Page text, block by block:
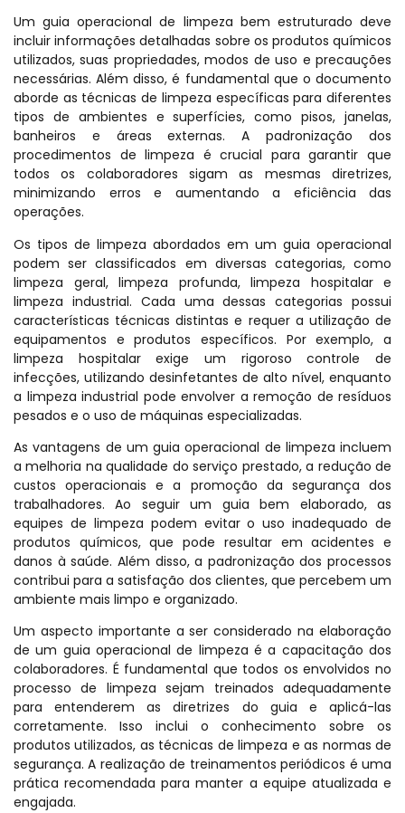
Um guia operacional de limpeza bem estruturado deve
incluir informações detalhadas sobre os produtos químicos
utilizados, suas propriedades, modos de uso e precauções
necessárias. Além disso, é fundamental que o documento
aborde as técnicas de limpeza específicas para diferentes
tipos de ambientes e superfícies, como pisos, janelas,
banheiros e áreas externas. A padronização dos
procedimentos de limpeza é crucial para garantir que
todos os colaboradores sigam as mesmas diretrizes,
minimizando erros e aumentando a eficiência das
operações.
Os tipos de limpeza abordados em um guia operacional
podem ser classificados em diversas categorias, como
limpeza geral, limpeza profunda, limpeza hospitalar e
limpeza industrial. Cada uma dessas categorias possui
características técnicas distintas e requer a utilização de
equipamentos e produtos específicos. Por exemplo, a
limpeza hospitalar exige um rigoroso controle de
infecções, utilizando desinfetantes de alto nível, enquanto
a limpeza industrial pode envolver a remoção de resíduos
pesados e o uso de máquinas especializadas.
As vantagens de um guia operacional de limpeza incluem
a melhoria na qualidade do serviço prestado, a redução de
custos operacionais e a promoção da segurança dos
trabalhadores. Ao seguir um guia bem elaborado, as
equipes de limpeza podem evitar o uso inadequado de
produtos químicos, que pode resultar em acidentes e
danos à saúde. Além disso, a padronização dos processos
contribui para a satisfação dos clientes, que percebem um
ambiente mais limpo e organizado.
Um aspecto importante a ser considerado na elaboração
de um guia operacional de limpeza é a capacitação dos
colaboradores. É fundamental que todos os envolvidos no
processo de limpeza sejam treinados adequadamente
para entenderem as diretrizes do guia e aplicá-las
corretamente. Isso inclui o conhecimento sobre os
produtos utilizados, as técnicas de limpeza e as normas de
segurança. A realização de treinamentos periódicos é uma
prática recomendada para manter a equipe atualizada e
engajada.